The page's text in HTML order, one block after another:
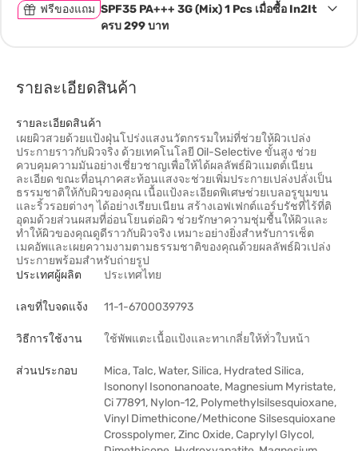
ฟรีของแถม SPF35 PA+++ 3G (Mix) 1 Pcs เมื่อซื้อ In2It
ครบ 299 บาท
รายละเอียดสินค้า
รายละเอียดสินค้า
เผยผิวสวยด้วยแป้งฝุ่นโปร่งแสงนวัตกรรมใหม่ที่ช่วยให้ผิวเปล่ง
ประกายราวกับผิวจริง ด้วยเทคโนโลยี Oil-Selective ขั้นสูง ช่วย
ควบคุมความมันอย่างเชี่ยวชาญเพื่อให้ได้ผลลัพธ์ผิวแมตต์เนียน
ละเอียด ขณะที่อนุภาคสะท้อนแสงจะช่วยเพิ่มประกายเปล่งปลั่งเป็น
ธรรมชาติให้กับผิวของคุณ เนื้อแป้งละเอียดพิเศษช่วยเบลอรูขุมขน
และริ้วรอยต่างๆ ได้อย่างเรียบเนียน สร้างเอฟเฟกต์แอร์บรัชที่ไร้ที่ติ
อุดมด้วยส่วนผสมที่อ่อนโยนต่อผิว ช่วยรักษาความชุ่มชื้นให้ผิวและ
ทำให้ผิวของคุณดูดีราวกับผิวจริง เหมาะอย่างยิ่งสำหรับการเซ็ต
เมคอัพและเผยความงามตามธรรมชาติของคุณด้วยผลลัพธ์ผิวเปล่ง
ประกายพร้อมสำหรับถ่ายรูป
ประเทศผู้ผลิต
ประเทศไทย
เลขที่ใบจดแจ้ง 11-1-6700039793
วิธีการใช้งาน ใช้พัพแตะเนื้อแป้งและทาเกลี่ยให้ทั่วใบหน้า
ส่วนประกอบ
Mica, Talc, Water, Silica, Hydrated Silica,
Isononyl Isononanoate, Magnesium Myristate,
Ci 77891, Nylon-12, Polymethylsilsesquioxane,
Vinyl Dimethicone/Methicone Silsesquioxane
Crosspolymer, Zinc Oxide, Caprylyl Glycol,